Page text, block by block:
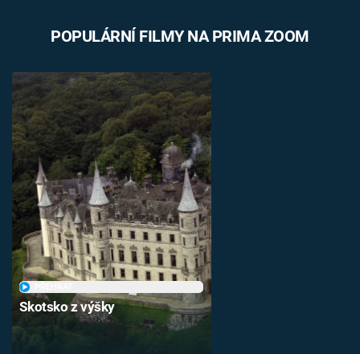
POPULÁRNÍ FILMY NA PRIMA ZOOM
Skotsko z výšky